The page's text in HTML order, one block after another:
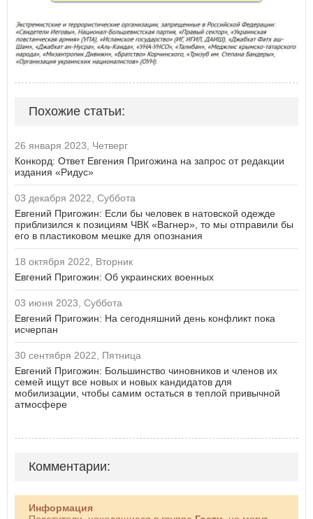
Похожие статьи:
26 января 2023, Четверг
Конкорд: Ответ Евгения Пригожина на запрос от редакции
издания «Ридус»
03 декабря 2022, Суббота
Евгений Пригожин: Если бы человек в натовской одежде
приблизился к позициям ЧВК «Вагнер», то мы отправили бы
его в пластиковом мешке для опознания
18 октября 2022, Вторник
Евгений Пригожин: Об украинских военных
03 июня 2023, Суббота
Евгений Пригожин: На сегодняшний день конфликт пока
исчерпан
30 сентября 2022, Пятница
Евгений Пригожин: Большинство чиновников и членов их
семей ищут все новых и новых кандидатов для
мобилизации, чтобы самим остаться в теплой привычной
атмосфере
Комментарии:
Информация